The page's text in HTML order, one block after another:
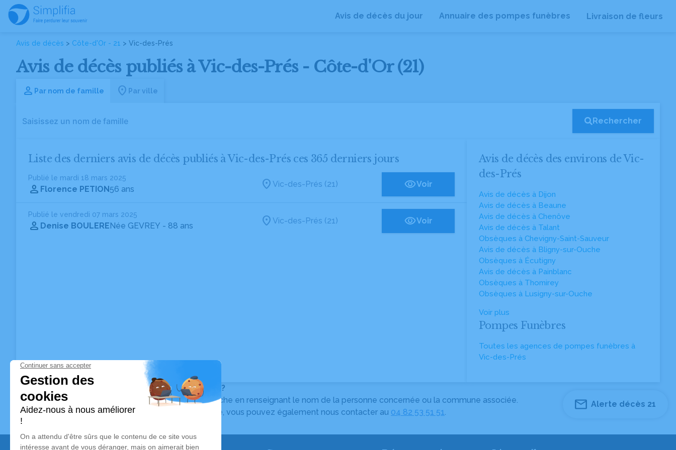
Avis de décès du jour Annuaire des pompes funèbres Livraison de fleurs
Avis de décès > Côte-d'Or - 21 > Vic-des-Prés
Avis de décès publiés à Vic-des-Prés - Côte-d'Or (21)
Par nom de famille Par ville
Rechercher
Liste des derniers avis de décès publiés à Vic-des-Prés ces 365 derniers jours
Publié le mardi 18 mars 2025
Florence PETION56 ans
Vic-des-Prés (21) Voir
Publié le vendredi 07 mars 2025
Denise BOULERENée GEVREY - 88 ans
Vic-des-Prés (21) Voir
Avis de décès des environs de Vic-
des-Prés
Avis de décès à Dijon
Avis de décès à Beaune
Avis de décès à Chenôve
Avis de décès à Talant
Obsèques à Chevigny-Saint-Sauveur
Avis de décès à Bligny-sur-Ouche
Obsèques à Écutigny
Avis de décès à Painblanc
Obsèques à Thomirey
Obsèques à Lusigny-sur-Ouche
Voir plus
Pompes Funèbres
Toutes les agences de pompes funèbres à
Vic-des-Prés
Vous ne trouvez pas l’avis de décès recherché ?
Pour affiner votre recherche, utilisez la barre de recherche en renseignant le nom de la personne concernée ou la commune associée.
Pour toute question relative au fonctionnement du site, vous pouvez également nous contacter au 04 82 53 51 51.
Alerte décès 21